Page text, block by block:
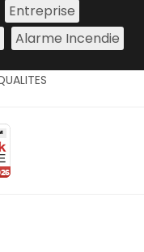
Entreprise
Alarme Incendie